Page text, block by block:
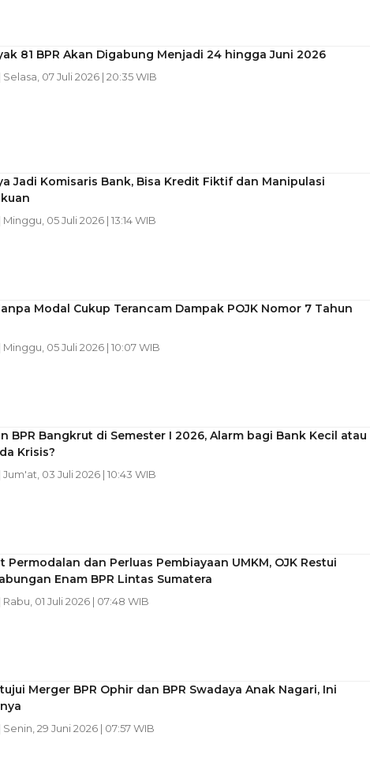
81 BPR Akan Digabung Menjadi 24 hingga Juni 2026
| Selasa, 07 Juli 2026 | 20:35 WIB
Jadi Komisaris Bank, Bisa Kredit Fiktif dan Manipulasi
| Minggu, 05 Juli 2026 | 13:14 WIB
Modal Cukup Terancam Dampak POJK Nomor 7 Tahun
| Minggu, 05 Juli 2026 | 10:07 WIB
BPR Bangkrut di Semester I 2026, Alarm bagi Bank Kecil atau
Krisis?
| Jum'at, 03 Juli 2026 | 10:43 WIB
Permodalan dan Perluas Pembiayaan UMKM, OJK Restui
Enam BPR Lintas Sumatera
| Rabu, 01 Juli 2026 | 07:48 WIB
Merger BPR Ophir dan BPR Swadaya Anak Nagari, Ini
| Senin, 29 Juni 2026 | 07:57 WIB